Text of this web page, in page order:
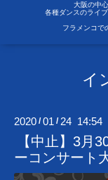
大阪の中
各種ダンスのライ
フラメンコで
イ
2020 /01 / 24 14:54
【中止】3月
ーコンサート